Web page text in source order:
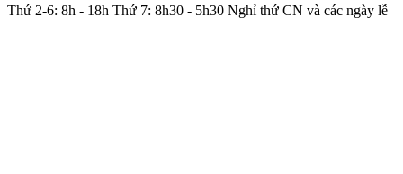
Thứ 2-6: 8h - 18h Thứ 7: 8h30 - 5h30 Nghỉ thứ CN và các ngày lễ